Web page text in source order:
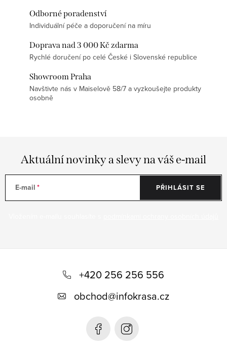
Odborné poradenství
Individuální péče a doporučení na míru
Doprava nad 3 000 Kč zdarma
Rychlé doručení po celé České i Slovenské republice
Showroom Praha
Navštivte nás v Maiselově 58/7 a vyzkoušejte produkty
osobně
Aktuální novinky a slevy na váš e-mail
E-mail PŘIHLÁSIT SE
+420 256 256 556
obchod@infokrasa.cz